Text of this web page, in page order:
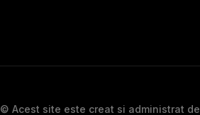
© Acest site este creat si administrat de